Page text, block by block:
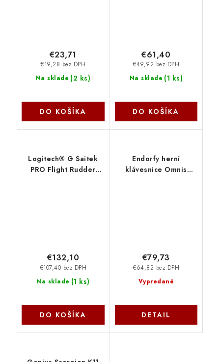
Na sklade (2 ks)
€19,28 bez DPH
€23,71
DO KOŠÍKA
Na sklade (1 ks)
€49,92 bez DPH
€61,40
DO KOŠÍKA
Logitech® G Saitek
PRO Flight Rudder
Na sklade (1 ks)
€107,40 bez DPH
€132,10
DO KOŠÍKA
Endorfy herní
klávesnice Omnis
Vypredané
€64,82 bez DPH
€79,73
DETAIL